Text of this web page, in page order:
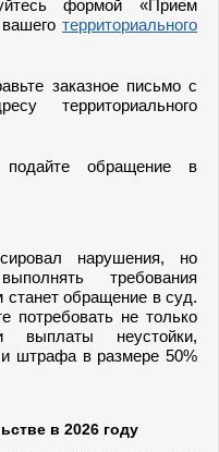
формой «Прием
территориального
заказное письмо с
территориального
подайте обращение в
нарушения, но
требования
обращение в суд.
потребовать не только
неустойки,
штрафа в размере 50%
в 2026 году